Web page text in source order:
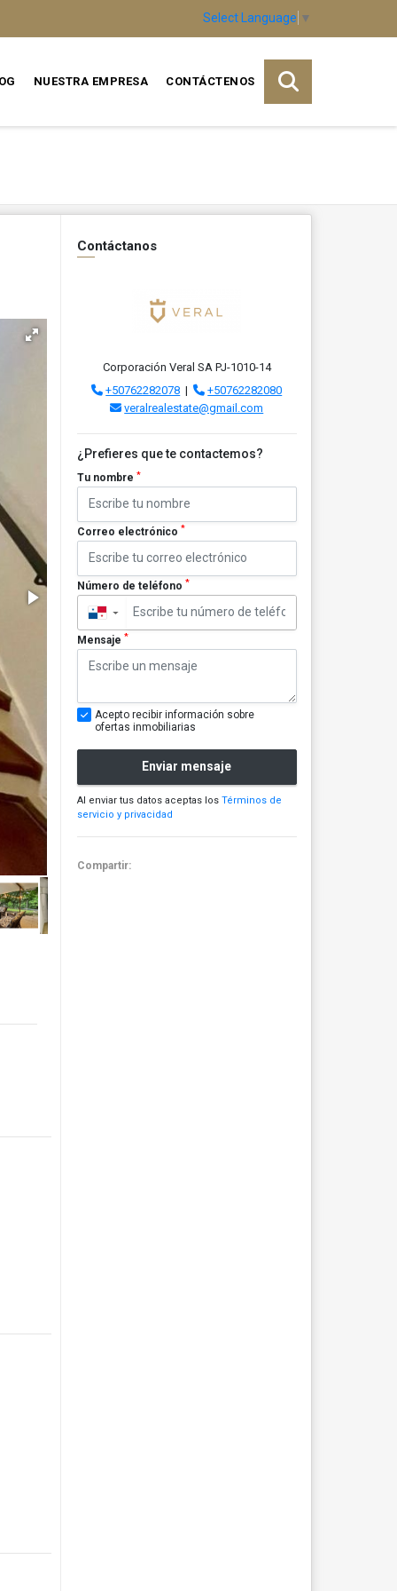
Select Language ▼
NUESTRA EMPRESA CONTÁCTENOS
Contáctanos
Corporación Veral SA PJ-1010-14
+50762282078 |
+50762282080
veralrealestate@gmail.com
¿Prefieres que te contactemos?
Tu nombre *
Correo electrónico *
Número de teléfono *
▼
Mensaje *
Acepto recibir información sobre
ofertas inmobiliarias
Enviar mensaje
Al enviar tus datos aceptas los Términos de
servicio y privacidad
Compartir: